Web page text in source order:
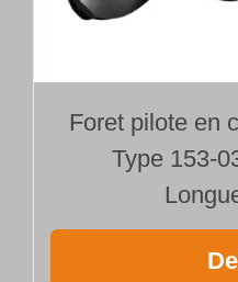
Foret pilote en
Type 153-